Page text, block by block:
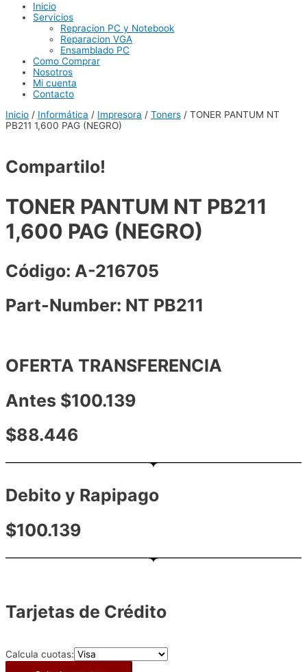
Inicio
Servicios
Repracion PC y Notebook
Reparacion VGA
Ensamblado PC
Como Comprar
Nosotros
Mi cuenta
Contacto
Inicio / Informática / Impresora / Toners / TONER PANTUM NT
PB211 1,600 PAG (NEGRO)
Compartilo!
TONER PANTUM NT PB211
1,600 PAG (NEGRO)
Código: A-216705
Part-Number: NT PB211
OFERTA TRANSFERENCIA
Antes $100.139
$88.446
Debito y Rapipago
$100.139
Tarjetas de Crédito
Calcula cuotas: